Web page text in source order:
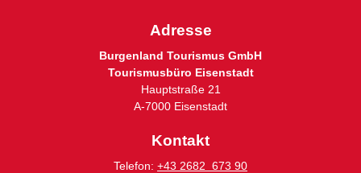
Adresse
Burgenland Tourismus GmbH
Tourismusbüro Eisenstadt
Hauptstraße 21
A-7000 Eisenstadt
Kontakt
Telefon: +43 2682 673 90